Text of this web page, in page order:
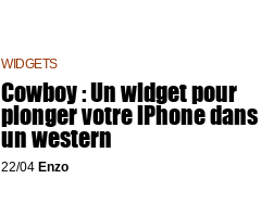
WIDGETS
Cowboy : Un widget pour
plonger votre iPhone dans
un western
22/04 Enzo